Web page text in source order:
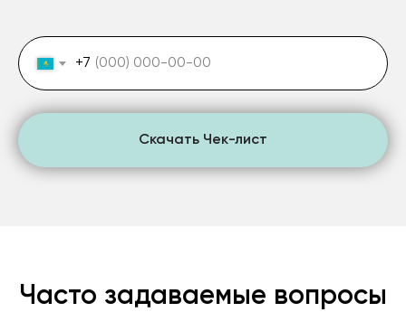
+7
Скачать Чек-лист
Часто задаваемые вопросы